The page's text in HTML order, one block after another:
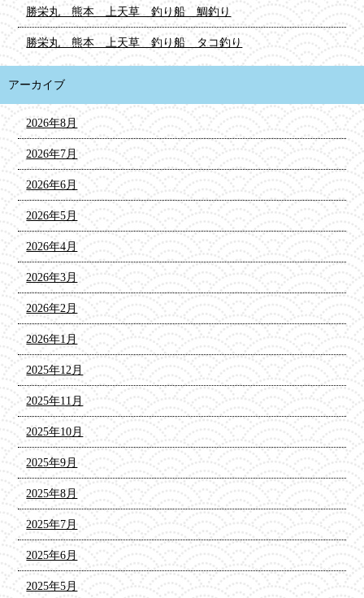
勝栄丸 熊本 上天草 釣り船 鯛釣り
勝栄丸 熊本 上天草 釣り船 タコ釣り
アーカイブ
2026年8月
2026年7月
2026年6月
2026年5月
2026年4月
2026年3月
2026年2月
2026年1月
2025年12月
2025年11月
2025年10月
2025年9月
2025年8月
2025年7月
2025年6月
2025年5月